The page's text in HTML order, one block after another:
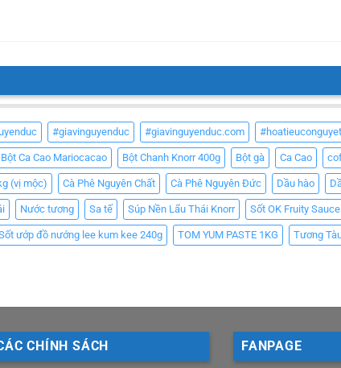
#giavinguyenduc #giavinguyenduc.com
Bột Ca Cao Mariocacao Bột Chanh Knorr 400g Bột gà Ca Cao
(vị mộc) Cà Phê Nguyên Chất Cà Phê Nguyên Đức Dầu hào
Nước tương Sa tế Súp Nền Lẩu Thái Knorr Sốt OK Fruity
ướp đồ nướng lee kum kee 240g TOM YUM PASTE 1KG Tương
CHÍNH SÁCH FANPAGE